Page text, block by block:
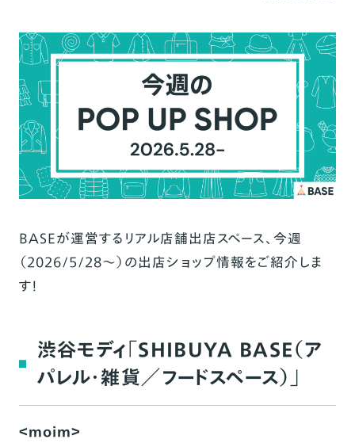
BASEが運営するリアル店舗出店スペース、今週
（2026/5/28〜）の出店ショップ情報をご紹介しま
す！
渋谷モディ「SHIBUYA BASE（ア
パレル・雑貨／フードスペース）」
＜moim＞